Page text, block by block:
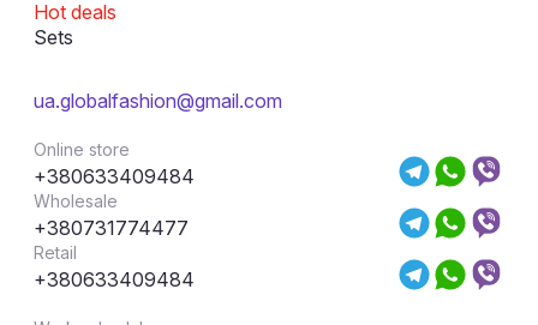
Hot deals
Sets
ua.globalfashion@gmail.com
Online store
+380633409484
Wholesale
+380731774477
Retail
+380633409484